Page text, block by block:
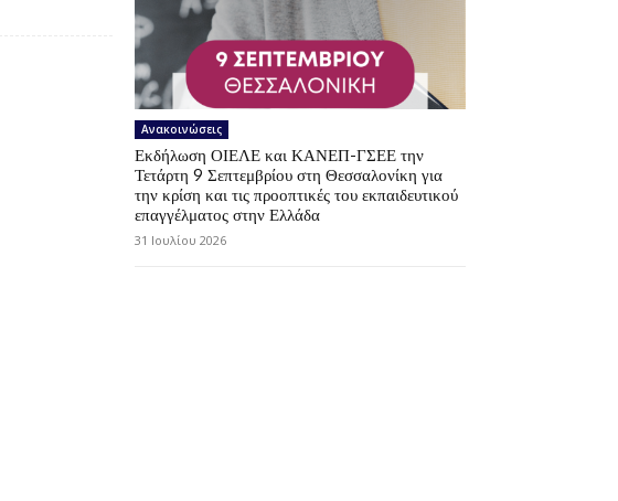
Ανακοινώσεις
Εκδήλωση ΟΙΕΛΕ και ΚΑΝΕΠ-ΓΣΕΕ την
Τετάρτη 9 Σεπτεμβρίου στη Θεσσαλονίκη για
την κρίση και τις προοπτικές του εκπαιδευτικού
επαγγέλματος στην Ελλάδα
31 Ιουλίου 2026